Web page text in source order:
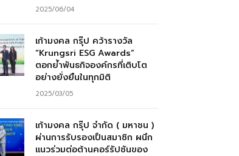
2025/06/04
เก้ามงคล กรุ๊ป คว้ารางวัล
“Krungsri ESG Awards”
ตอกย้ำพันธกิจองค์กรที่เติบโต
อย่างยั่งยืนในทุกมิติ
2025/03/05
เก้ามงคล กรุ๊ป จำกัด ( มหาชน )
ผ่านการรับรองเป็นสมาชิก ผนึก
แนวร่วมต่อต้านคอร์รัปชันของ